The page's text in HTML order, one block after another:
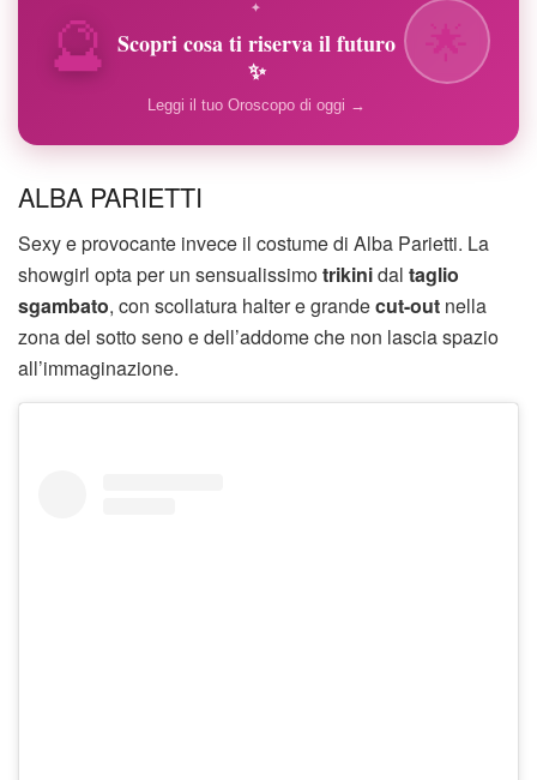
🔮 ✦
Scopri cosa ti riserva il futuro
✨
Leggi il tuo Oroscopo di oggi →
ALBA PARIETTI
Sexy e provocante invece il costume di Alba Parietti. La
showgirl opta per un sensualissimotrikinidal taglio
sgambato, con scollatura halter e grandecut-out nella
zona del sotto seno e dell’addome che non lascia spazio
all’immaginazione.